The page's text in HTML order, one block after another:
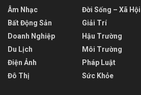
Âm Nhạc
Bất Động Sản
Doanh Nghiệp
Du Lịch
Điện Ảnh
Đô Thị
Đời Sống – Xã Hội
Giải Trí
Hậu Trường
Môi Trường
Pháp Luật
Sức Khỏe